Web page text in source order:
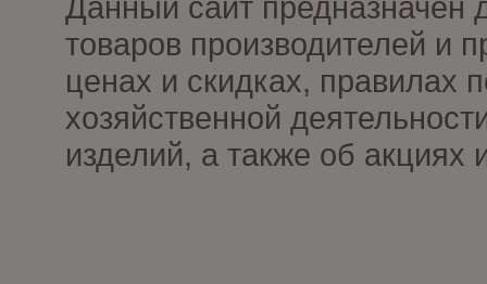
товаров производителей и
ценах и скидках, правилах
хозяйственной
изделий, а также об